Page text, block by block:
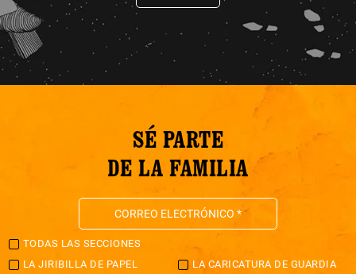
SÉ PARTE
DE LA FAMILIA
TODAS LAS SECCIONES
LA JIRIBILLA DE PAPEL
LA CARICATURA DE GUARDIA